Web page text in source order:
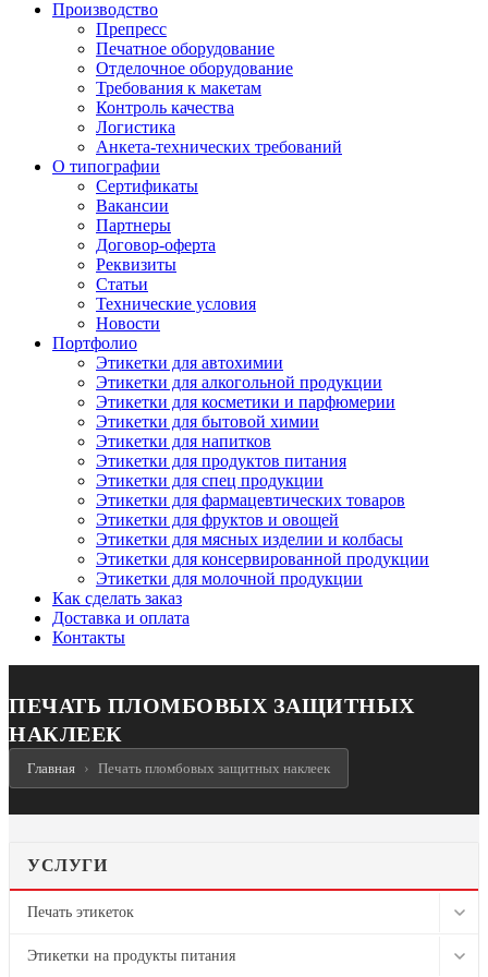
Производство
Препресс
Печатное оборудование
Отделочное оборудование
Требования к макетам
Контроль качества
Логистика
Анкета-технических требований
О типографии
Сертификаты
Вакансии
Партнеры
Договор-оферта
Реквизиты
Статьи
Технические условия
Новости
Портфолио
Этикетки для автохимии
Этикетки для алкогольной продукции
Этикетки для косметики и парфюмерии
Этикетки для бытовой химии
Этикетки для напитков
Этикетки для продуктов питания
Этикетки для спец продукции
Этикетки для фармацевтических товаров
Этикетки для фруктов и овощей
Этикетки для мясных изделии и колбасы
Этикетки для консервированной продукции
Этикетки для молочной продукции
Как сделать заказ
Доставка и оплата
Контакты
ПЕЧАТЬ ПЛОМБОВЫХ ЗАЩИТНЫХ
НАКЛЕЕК
Главная Печать пломбовых защитных наклеек
УСЛУГИ
Печать этикеток
Этикетки на антисептики
Этикетки на продукты питания